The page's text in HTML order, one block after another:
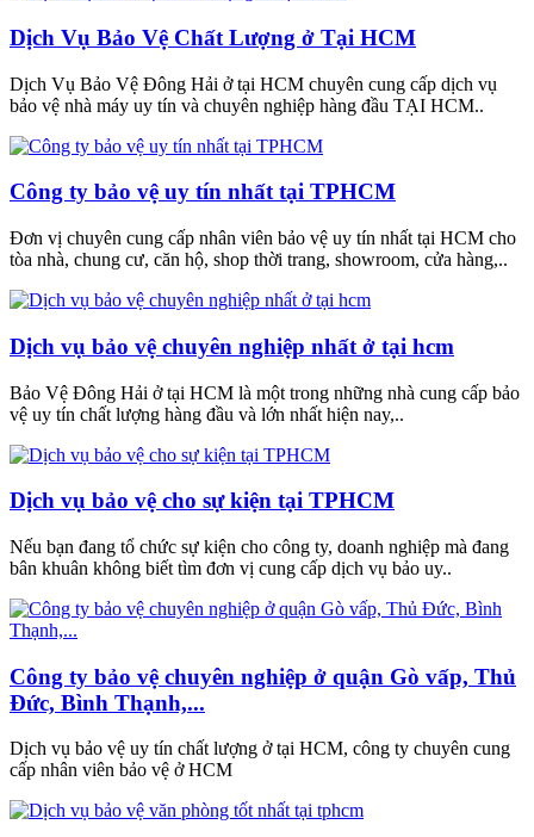
Dịch Vụ Bảo Vệ Chất Lượng ở Tại HCM
Dịch Vụ Bảo Vệ Đông Hải ở tại HCM chuyên cung cấp dịch vụ
bảo vệ nhà máy uy tín và chuyên nghiệp hàng đầu TẠI HCM..
Công ty bảo vệ uy tín nhất tại TPHCM
Đơn vị chuyên cung cấp nhân viên bảo vệ uy tín nhất tại HCM cho
tòa nhà, chung cư, căn hộ, shop thời trang, showroom, cửa hàng,..
Dịch vụ bảo vệ chuyên nghiệp nhất ở tại hcm
Bảo Vệ Đông Hải ở tại HCM là một trong những nhà cung cấp bảo
vệ uy tín chất lượng hàng đầu và lớn nhất hiện nay,..
Dịch vụ bảo vệ cho sự kiện tại TPHCM
Nếu bạn đang tổ chức sự kiện cho công ty, doanh nghiệp mà đang
bân khuân không biết tìm đơn vị cung cấp dịch vụ bảo uy..
Công ty bảo vệ chuyên nghiệp ở quận Gò vấp, Thủ
Đức, Bình Thạnh,...
Dịch vụ bảo vệ uy tín chất lượng ở tại HCM, công ty chuyên cung
cấp nhân viên bảo vệ ở HCM